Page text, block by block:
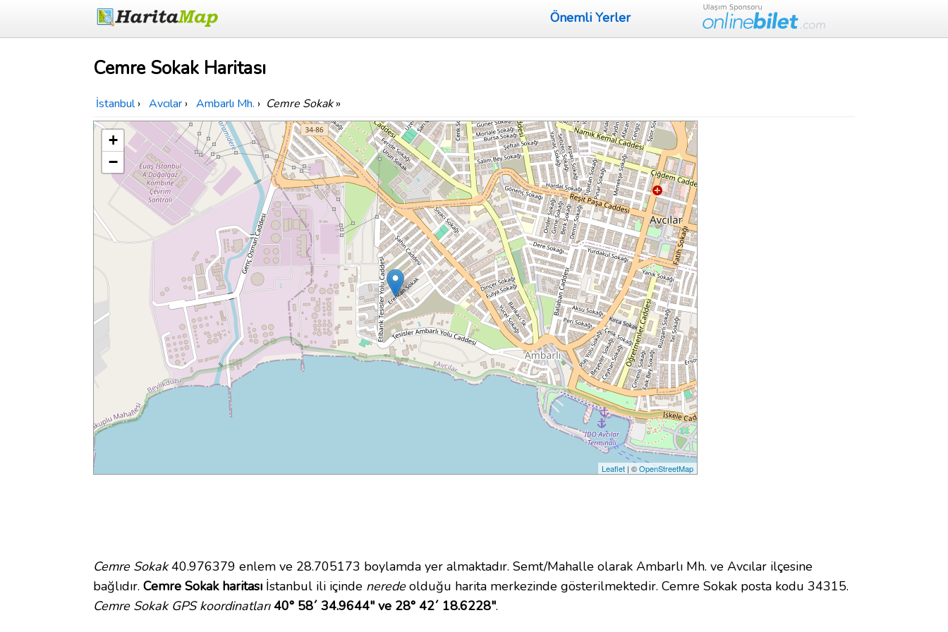
Önemli Yerler
Cemre Sokak Haritası
İstanbul › Avcılar › Ambarlı Mh. › Cemre Sokak»
+
−
Leaflet | ©OpenStreetMap
Cemre Sokak40.976379 enlem ve 28.705173 boylamda yer almaktadır. Semt/Mahalle olarak Ambarlı Mh. ve Avcılar ilçesine
bağlıdır. Cemre Sokak haritası İstanbul ili içinde neredeolduğu harita merkezinde gösterilmektedir. Cemre Sokak posta kodu 34315.
Cemre Sokak GPS koordinatları 40° 58´ 34.9644" ve 28° 42´ 18.6228".